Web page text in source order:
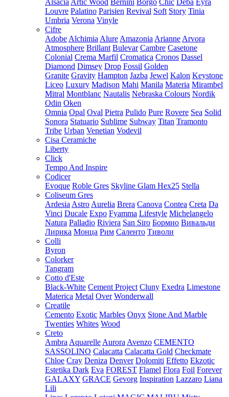
Alsacia Artic Wood Bernini Borgo Chic Deba Eyra
Louvre Palatino Parisien Revival Soft Story Tinia
Umbria Verona Vinyle
Cifre
Adobe Alchimia Alure Amazonia Arianne Arvora
Atmosphere Brillant Bulevar Cambre Casetone
Colonial Crema Marfil Cromatica Cronos Dassel
Diamond Dimsey Drop Fossil Golden
Granite Gravity Hampton Jazba Jewel Kalon Keystone
Liceo Luxury Madison Mahi Manila Materia Mirambel
Mitral Montblanc Nautalis Nebraska Colours Nordik
Odin Oken
Omnia Opal Oval Pietra Pulido Pure Rovere Sea Solid
Sonora Statuario Sublime Subway Titan Tramonto
Tribe Urban Venetian Vodevil
Cisa Ceramiche
Liberty
Click
Tempo And Inspire
Codicer
Evoque Roble Gres Skyline Glam Hex25 Stella
Coliseum Gres
Ardesia Astro Aurelia Brera Canova Contea Creta Da
Vinci Ducale Expo Fyamma Lifestyle Michelangelo
Natura Palladio Riviera San Siro Бормио Вивальди
Лирика Монца Рим Саленто Тиволи
Colli
Byron
Colorker
Tangram
Cotto d'Este
Black-White Cement Project Cluny Exedra Limestone
Materica Metal Over Wonderwall
Creatile
Cemento Exotic Marbles Onyx Stone And Marble
Twenties Whites Wood
Creto
Ambra Aquarelle Aurora Avenzo CEMENTO
SASSOLINO Calacatta Calacatta Gold Checkmate
Chloe Cray Deniza Denver Dolomiti Effetto Ekzotic
Estetika Dark Eva FOREST Flamel Flora Foil Forever
GALAXY GRACE Gevorg Inspiration Lazzaro Liana
Lili